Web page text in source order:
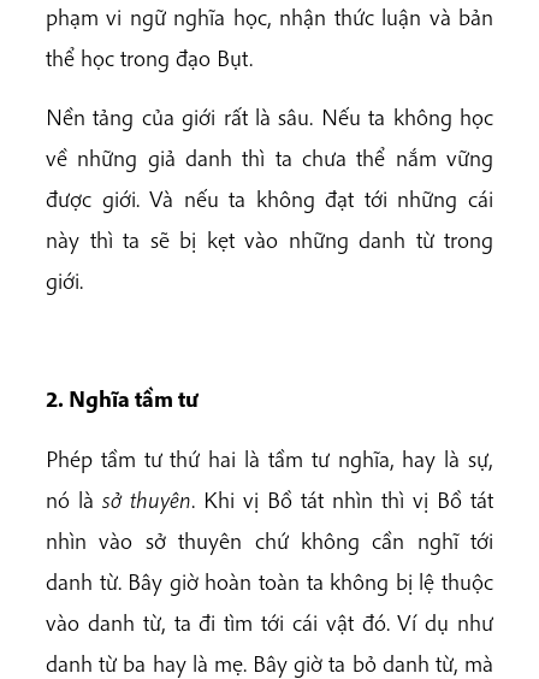
phạm vi ngữ nghĩa học, nhận thức luận và bản
thể học trong đạo Bụt.
Nền tảng của giới rất là sâu. Nếu ta không học
về những giả danh thì ta chưa thể nắm vững
được giới. Và nếu ta không đạt tới những cái
này thì ta sẽ bị kẹt vào những danh từ trong
giới.
2. Nghĩa tầm tư
Phép tầm tư thứ hai là tầm tư nghĩa, hay là sự,
nó là sở thuyên. Khi vị Bồ tát nhìn thì vị Bồ tát
nhìn vào sở thuyên chứ không cần nghĩ tới
danh từ. Bây giờ hoàn toàn ta không bị lệ thuộc
vào danh từ, ta đi tìm tới cái vật đó. Ví dụ như
danh từ ba hay là mẹ. Bây giờ ta bỏ danh từ, mà